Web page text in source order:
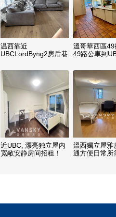
温西靠近
UBCLordByng2房后巷
溫哥華西區
49路公車到
近UBC, 漂亮独立屋内
宽敞安静房间招租！
溫西獨立屋雅
通方便日常所